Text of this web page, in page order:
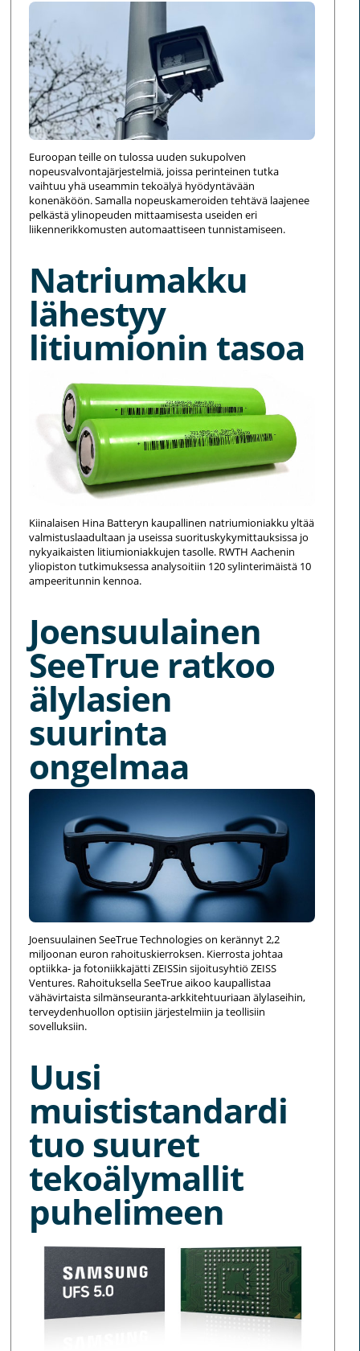
Euroopan teille on tulossa uuden sukupolven
nopeusvalvontajärjestelmiä, joissa perinteinen tutka
vaihtuu yhä useammin tekoälyä hyödyntävään
konenäköön. Samalla nopeuskameroiden tehtävä laajenee
pelkästä ylinopeuden mittaamisesta useiden eri
liikennerikkomusten automaattiseen tunnistamiseen.
Natriumakku
lähestyy
litiumionin tasoa
Kiinalaisen Hina Batteryn kaupallinen natriumioniakku yltää
valmistuslaadultaan ja useissa suorituskykymittauksissa jo
nykyaikaisten litiumioniakkujen tasolle. RWTH Aachenin
yliopiston tutkimuksessa analysoitiin 120 sylinterimäistä 10
ampeeritunnin kennoa.
Joensuulainen
SeeTrue ratkoo
älylasien
suurinta
ongelmaa
Joensuulainen SeeTrue Technologies on kerännyt 2,2
miljoonan euron rahoituskierroksen. Kierrosta johtaa
optiikka- ja fotoniikkajätti ZEISSin sijoitusyhtiö ZEISS
Ventures. Rahoituksella SeeTrue aikoo kaupallistaa
vähävirtaista silmänseuranta-arkkitehtuuriaan älylaseihin,
terveydenhuollon optisiin järjestelmiin ja teollisiin
sovelluksiin.
Uusi
muististandardi
tuo suuret
tekoälymallit
puhelimeen